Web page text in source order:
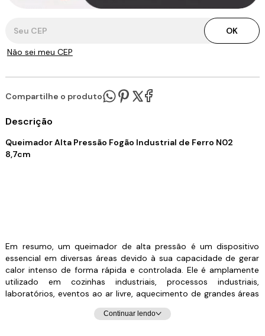
OK
Não sei meu CEP
Compartilhe o produto:
Descrição
Queimador Alta Pressão Fogão Industrial de Ferro N02
8,7cm
Em resumo, um queimador de alta pressão é um dispositivo
essencial em diversas áreas devido à sua capacidade de gerar
calor intenso de forma rápida e controlada. Ele é amplamente
utilizado em cozinhas industriais, processos industriais,
laboratórios, eventos ao ar livre, aquecimento de grandes áreas
e secagem de produtos agrícolas e alimentícios. Sua robustez e
eficiência fazem dele uma ferramenta indispensável para
Continuar lendo